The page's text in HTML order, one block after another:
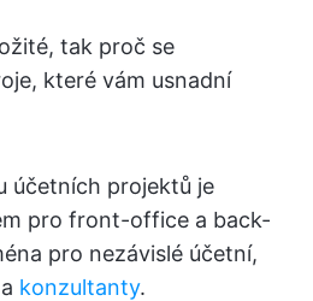
tak proč se
které vám usnadní
účetních projektů je
pro front-office a back-
pro nezávislé účetní,
konzultanty.